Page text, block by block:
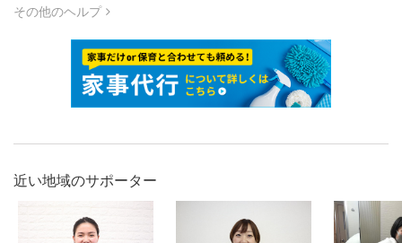
その他のヘルプ
近い地域のサポーター